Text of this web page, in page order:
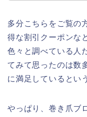
多分こちらをご覧の
得な割引クーポンな
色々と調べている人
てみて思ったのは数
に満足しているとい
やっぱり、巻き爪ブ